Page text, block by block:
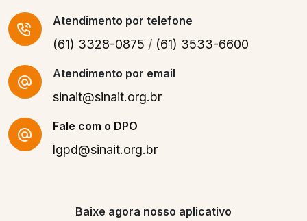
Atendimento por telefone
(61) 3328-0875 / (61) 3533-6600
Atendimento por email
sinait@sinait.org.br
Fale com o DPO
lgpd@sinait.org.br
Baixe agora nosso aplicativo